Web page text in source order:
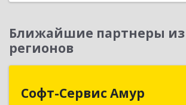
Ближайшие партнеры из
регионов
Софт-Сервис Амур